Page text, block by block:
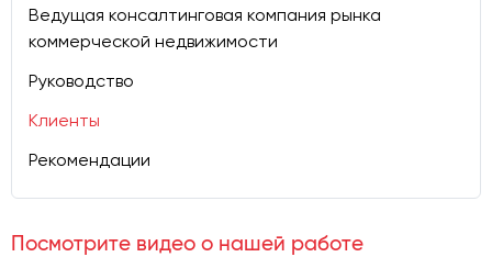
Ведущая консалтинговая компания рынка
коммерческой недвижимости
Руководство
Клиенты
Рекомендации
Посмотрите видео о нашей работе